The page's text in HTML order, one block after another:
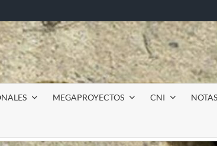
MEGAPROYECTOS CNI